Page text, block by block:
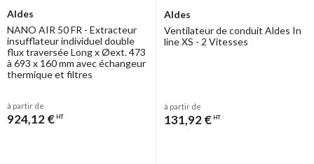
Aldes
NANO AIR 50 FR - Extracteur
insufflateur individuel double
flux traversée Long x Øext. 473
à 693 x 160 mm avec échangeur
thermique et filtres
à partir de
924,12 € HT
Aldes
Ventilateur de conduit Aldes In
line XS - 2 Vitesses
à partir de
131,92 € HT